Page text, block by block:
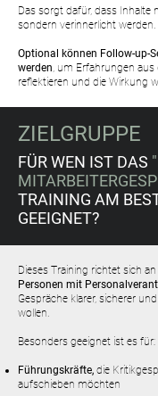
Das sorgt dafür, dass Inhalte
sondern verinnerlicht werden.
Optional können Follow-up-
werden, um Erfahrungen aus
reflektieren und die Wirkung
ZIELGRUPPE
FÜR WEN IST DAS
TRAINING AM
GEEIGNET?
Dieses Training richtet sich an
Personen mit
Gespräche klarer, sicherer
wollen.
Besonders geeignet ist es für:
Führungskräfte, die
aufschieben möchten